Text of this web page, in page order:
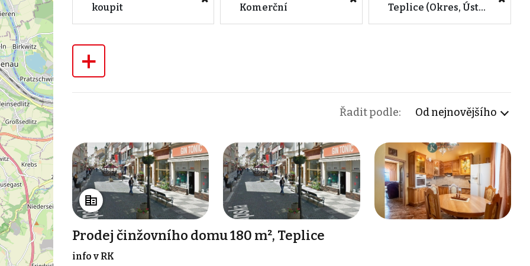
koupit Komerční Teplice (Okres, Ústecký kraj)
+
Řadit podle: Od nejnovějšího
Prodej činžovního domu 180 m², Teplice
info v RK